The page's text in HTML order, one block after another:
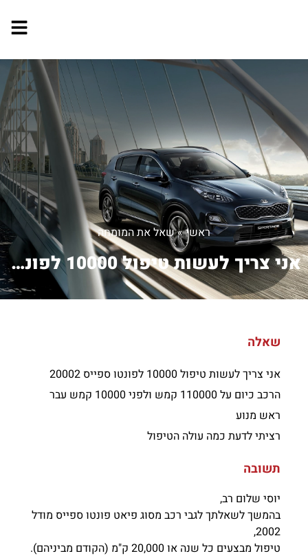
ראשי»שאל את המומחה
אני צריך לעשות טיפול 10000 לפונטו ספי...
שאלה
אני צריך לעשות טיפול 10000 לפונטו ספייס 20002
הרכב כיום על 110000 קמש ולפני 10000 קמש עבר
ראש מנוע
רציתי לדעת כמה עולה הטיפול
תשובה
יוסי שלום רב,
בהמשך לשאלתך לגבי רכב מסוג פיאט פונטו ספייס מודל
2002,
טיפול מבצעים כל שנה או 20,000 ק"מ (הקודם מביניהם).